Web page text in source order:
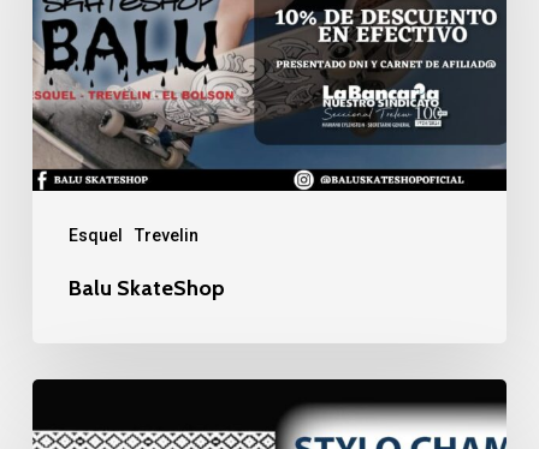
Esquel Trevelin
Balu SkateShop
Chamal